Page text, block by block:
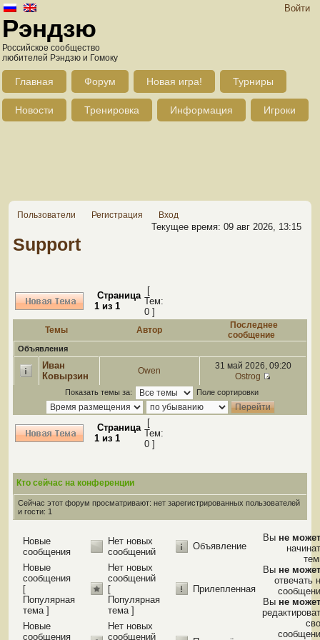
Войти
Рэндзю
Российское сообщество
любителей Рэндзю и Гомоку
Главная Форум Новая игра! Турниры
Новости Тренировка Информация Игроки
Пользователи Регистрация Вход
Текущее время: 09 авг 2026, 13:15
Support
Страница
1 из 1
[
Тем:
0 ]
Темы Автор
Последнее
сообщение
Объявления
Иван
Ковырзин
Owen
31 май 2026, 09:20
Ostrog
Показать темы за: Поле сортировки
Страница
1 из 1
[
Тем:
0 ]
Кто сейчас на конференции
Сейчас этот форум просматривают: нет зарегистрированных пользователей
и гости: 1
Новые
сообщения
Нет новых
сообщений
Объявление
Новые
сообщения
[
Популярная
тема ]
Нет новых
сообщений
[
Популярная
тема ]
Прилепленная
Новые
сообщения
Нет новых
сообщений
Вы не
Вы не
отвечать
Вы не